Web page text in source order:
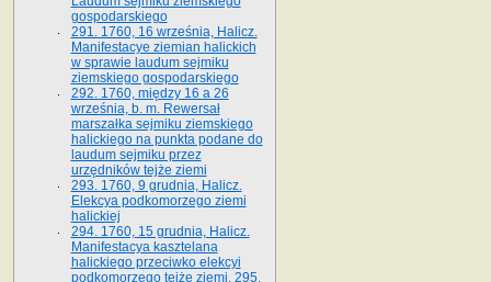
gospodarskiego
291. 1760, 16 września, Halicz.
Manifestacye ziemian halickich
w sprawie laudum sejmiku
ziemskiego gospodarskiego
292. 1760, między 16 a 26
września, b. m. Rewersał
marszałka sejmiku ziemskiego
halickiego na punkta podane do
laudum sejmiku przez
urzędników tejże ziemi
293. 1760, 9 grudnia, Halicz.
Elekcya podkomorzego ziemi
halickiej
294. 1760, 15 grudnia, Halicz.
Manifestacya kasztelana
halickiego przeciwko elekcyi
podkomorzego tejże ziemi. 295.